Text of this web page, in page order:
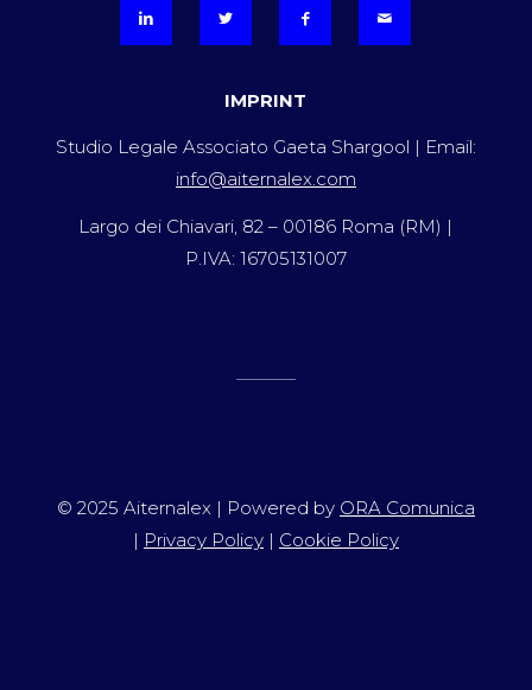
IMPRINT
Studio Legale Associato Gaeta Shargool | Email:
info@aiternalex.com
Largo dei Chiavari, 82 – 00186 Roma (RM) |
P.IVA: 16705131007
© 2025 Aiternalex | Powered by ORA Comunica
| Privacy Policy| Cookie Policy